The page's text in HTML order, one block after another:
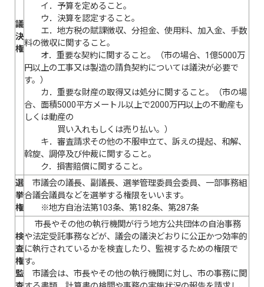
議
決
権
イ．予算を定めること。
ウ．決算を認定すること。
エ．地方税の賦課徴収、分担金、使用料、加入金、手数
料の徴収に関すること。
オ．重要な契約に関すること。（市の場合、1億5000万
円以上の工事又は製造の請負契約については議決が必要で
す。）
カ．重要な財産の取得又は処分に関すること。（市の場
合、面積5000平方メートル以上で2000万円以上の不動産も
しくは動産の
買い入れもしくは売り払い。）
キ．審査請求その他の不服申立て、訴えの提起、和解、
斡旋、調停及び仲裁に関すること。
ク．損害賠償に関すること。
選
挙
権
市議会の議長、副議長、選挙管理委員会委員、一部事務組
合議会議員などを選挙する権限をいいます。
※地方自治法第103条、第182条、第287条
検
査
権
監
市長やその他の執行機関が行う地方公共団体の自治事務
や法定受託事務などが、議会の議決どおりに公正かつ効率的
に執行されているかを検査したり、監視するための権限で
す。
市議会は、市長やその他の執行機関に対し、市の事務に関